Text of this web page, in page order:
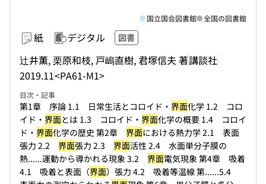
紙 デジタル 図書
辻井薫, 栗原和枝, 戸嶋直樹, 君塚信夫 著講談社
2019.11<PA61-M1>
国立国会図書館 全国の図書館
目次・記事
第1章 序論 1.1 日常生活とコロイド・ 界面化学 1.2 コロ
イド・ 界面とは 1.3 コロイド・ 界面化学の概要 1.4 コロイ
ド・ 界面化学の歴史 第2章 界面における熱力学 2.1 表面
張力 2.2 界面張力 2.3 界面活性 2.4 水面単分子膜の
熱......運動から導かれる現象 3.2 界面電気現象 第4章 吸着
4.1 吸着と表面（界面）張力 4.2 吸着等温線 第......5.4